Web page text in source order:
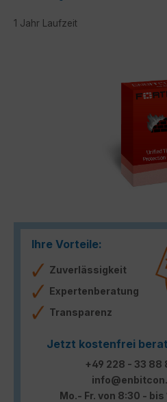
1 Jahr Laufzeit
Ihre Vorteile:
Zuverlässigkeit
Expertenberatung
Transparenz
Jetzt kostenfrei
+49 228 - 33 88
Mo.- Fr. von 8:30 - bis